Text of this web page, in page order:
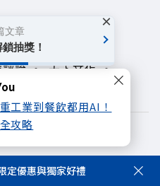
工業到餐飲都用AI！
攻略
論
天下文化
領導影響力學院
定優惠與獨家好禮
文章
抽獎！
×